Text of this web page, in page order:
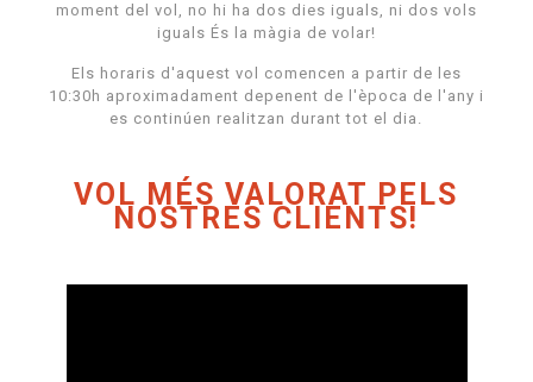
moment del vol, no hi ha dos dies iguals, ni dos vols
iguals És la màgia de volar!
Els horaris d'aquest vol comencen a partir de les
10:30h aproximadament depenent de l'època de l'any i
es continúen realitzan durant tot el dia.
VOL MÉS VALORAT PELS
NOSTRES CLIENTS!